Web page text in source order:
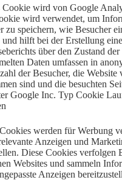
Cookie wird von Google
wird verwendet, um
zu speichern, wie Besucher
und hilft bei der Erstellung
über den Zustand
Daten umfassen in
der Besucher, die Website
sind und die besuchten
Google Inc. Typ Cookie
werden für Werbung
Anzeigen und
Diese Cookies verfolgen
Websites und sammeln
Anzeigen